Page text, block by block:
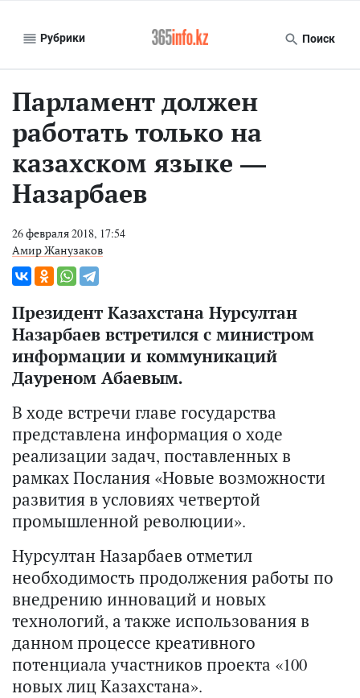
Рубрики Поиск
Парламент должен
работать только на
казахском языке —
Назарбаев
26 февраля 2018, 17:54
Амир Жанузаков
Президент Казахстана Нурсултан
Назарбаев встретился с министром
информации и коммуникаций
Дауреном Абаевым.
В ходе встречи главе государства
представлена информация о ходе
реализации задач, поставленных в
рамках Послания «Новые возможности
развития в условиях четвертой
промышленной революции».
Нурсултан Назарбаев отметил
необходимость продолжения работы по
внедрению инноваций и новых
технологий, а также использования в
данном процессе креативного
потенциала участников проекта «100
новых лиц Казахстана».